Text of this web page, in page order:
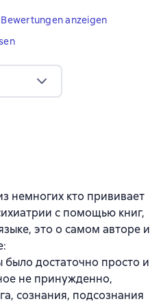
anzeigen
немногих кто прививает
с помощью книг,
это о самом авторе и
было достаточно просто и
не принужденно,
сознания, подсознания